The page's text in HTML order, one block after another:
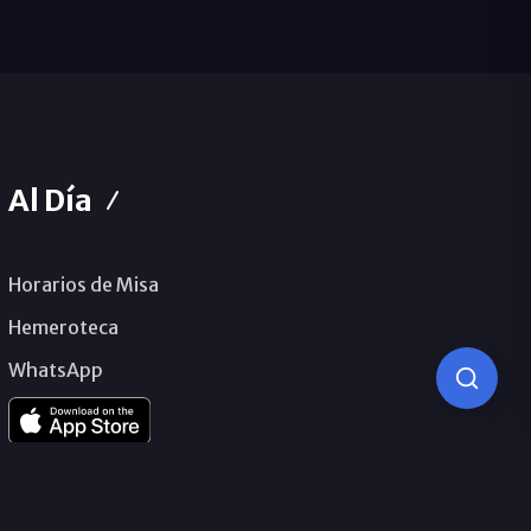
Al Día
Horarios de Misa
Hemeroteca
WhatsApp